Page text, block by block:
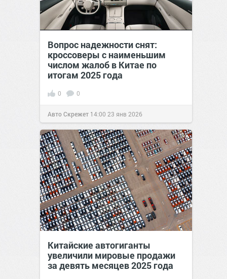
Вопрос надежности снят:
кроссоверы с наименьшим
числом жалоб в Китае по
итогам 2025 года
0 0
Авто Скрежет 14:00 23 янв 2026
Китайские автогиганты
увеличили мировые продажи
за девять месяцев 2025 года